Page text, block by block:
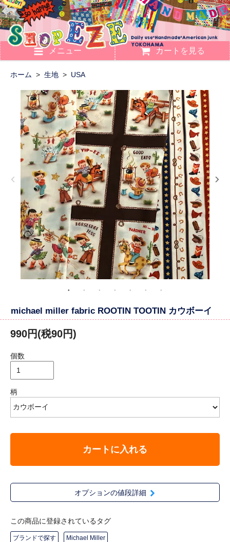
メニュー カートを見る
ホーム > 生地 > USA
michael miller fabric ROOTIN TOOTIN カウボーイ
990円(税90円)
個数
柄
カートに入れる
オプションの値段詳細
この商品に登録されているタグ
ブランドで探す Michael Miller